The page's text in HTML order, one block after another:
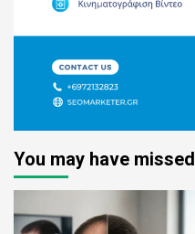
You may have missed